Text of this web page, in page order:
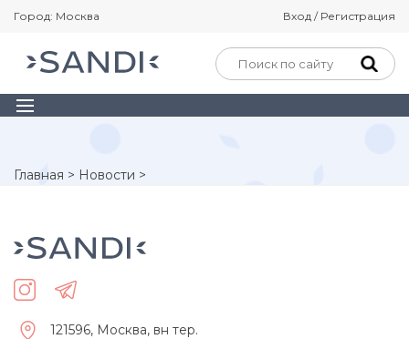
Город: Москва Вход / Регистрация
Главная > Новости >
121596, Москва, вн тер.